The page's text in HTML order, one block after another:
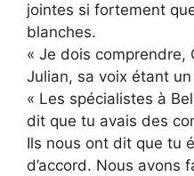
jointes si fortement
blanches.
« Je dois comprendre,
Julian, sa voix étant
« Les spécialistes à
dit que tu avais des
Ils nous ont dit que tu
d’accord. Nous avons